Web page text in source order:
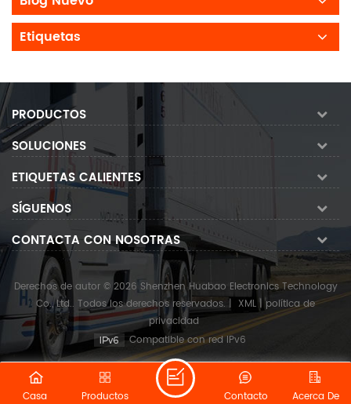
Etiquetas
PRODUCTOS
SOLUCIONES
ETIQUETAS CALIENTES
SÍGUENOS
CONTACTA CON NOSOTRAS
Derechos de autor © 2026 Shenzhen Huabao Electronics Technology
Co., Ltd.. Todos los derechos reservados. | XML | política de
privacidad
Compatible con red IPv6
Casa Productos Acerca De
Contacto